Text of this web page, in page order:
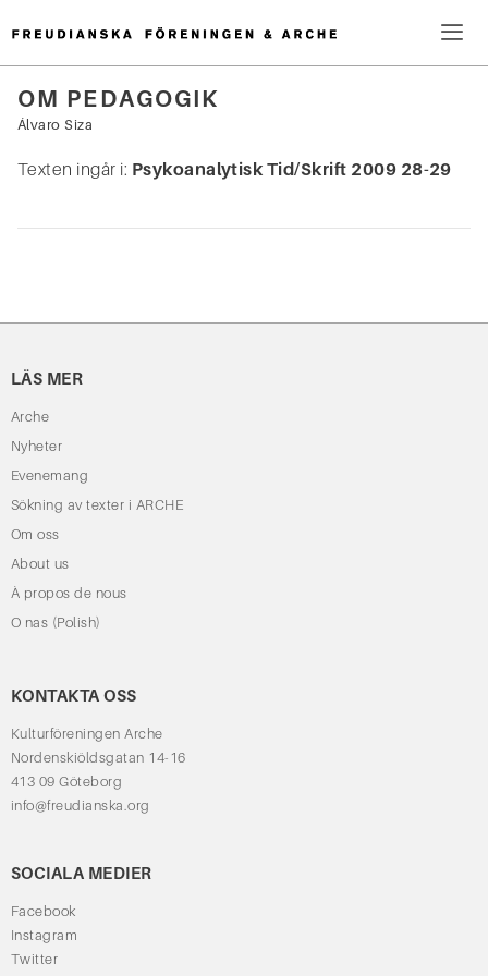
till
innehåll
Sök
OM PEDAGOGIK
Álvaro Siza
Texten ingår i: Psykoanalytisk Tid/Skrift 2009 28-29
LÄS MER
Arche
Nyheter
Evenemang
Sökning av texter i ARCHE
Om oss
About us
À propos de nous
O nas (Polish)
KONTAKTA OSS
Kulturföreningen Arche
Nordenskiöldsgatan 14-16
413 09 Göteborg
info@freudianska.org
SOCIALA MEDIER
Facebook
Instagram
Twitter